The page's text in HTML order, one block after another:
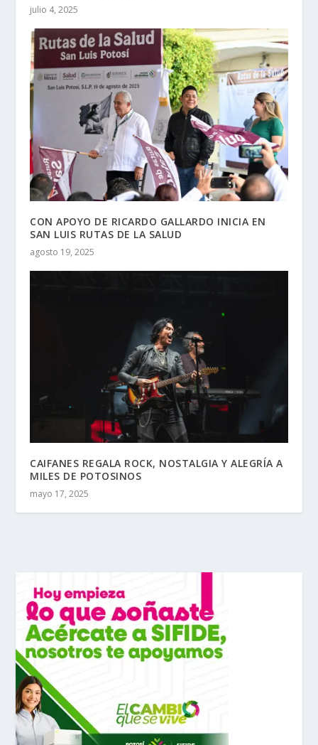
julio 4, 2025
CON APOYO DE RICARDO GALLARDO INICIA EN
SAN LUIS RUTAS DE LA SALUD
agosto 19, 2025
CAIFANES REGALA ROCK, NOSTALGIA Y ALEGRÍA A
MILES DE POTOSINOS
mayo 17, 2025